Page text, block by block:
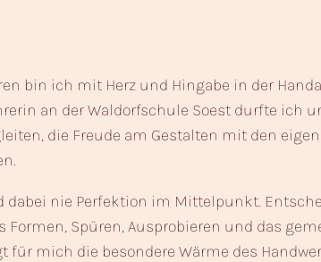
bin ich mit Herz und Hingabe in der
an der Waldorfschule Soest durfte ich
die Freude am Gestalten mit den
dabei nie Perfektion im Mittelpunkt.
Formen, Spüren, Ausprobieren und das
für mich die besondere Wärme des